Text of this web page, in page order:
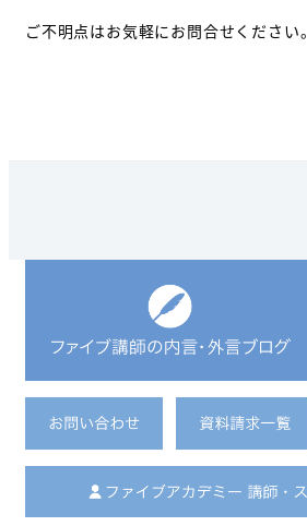
ご不明点はお気軽にお問合せください。